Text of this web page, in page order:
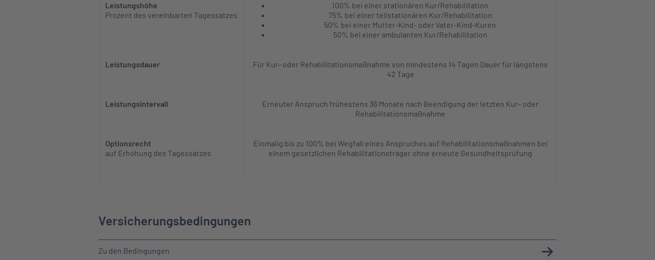
Leistungshöhe​
Prozent des vereinbarten Tagessatzes
100% bei einer stationären Kur/Rehabilitation​
75% bei einer teilstationären Kur/Rehabilitation​
50% bei einer Mutter-Kind- oder Vater-Kind-Kuren
50% bei einer ambulanten Kur/Rehabilitation​
Leistungsdauer​
Für Kur- oder Rehabilitationsmaßnahme von mindestens 14 Tagen Dauer für längstens
42 Tage
Leistungsintervall​
Erneuter Anspruch frühestens 36 Monate nach Beendigung der letzten Kur- oder
Rehabilitationsmaßnahme
Optionsrecht
auf Erhöhung​ des Tagessatzes
Einmalig bis zu 100% bei Wegfall eines Anspruches auf Rehabilitationsmaßnahmen bei
einem gesetzlichen Rehabilitationsträger ohne erneute Gesundheitsprüfung
Versicherungsbedingungen
Zu den Bedingungen